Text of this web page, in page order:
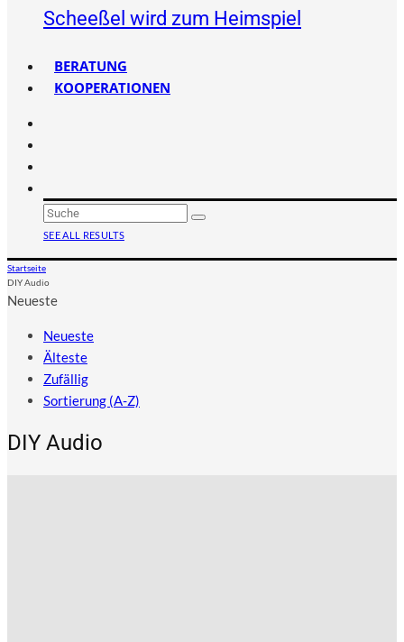
Scheeßel wird zum Heimspiel
BERATUNG
KOOPERATIONEN
SEE ALL RESULTS
Startseite
DIY Audio
Neueste
Neueste
Älteste
Zufällig
Sortierung (A-Z)
DIY Audio